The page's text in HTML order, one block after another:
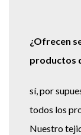
¿Ofrecen
productos
sí, por
todos los
Nuestro